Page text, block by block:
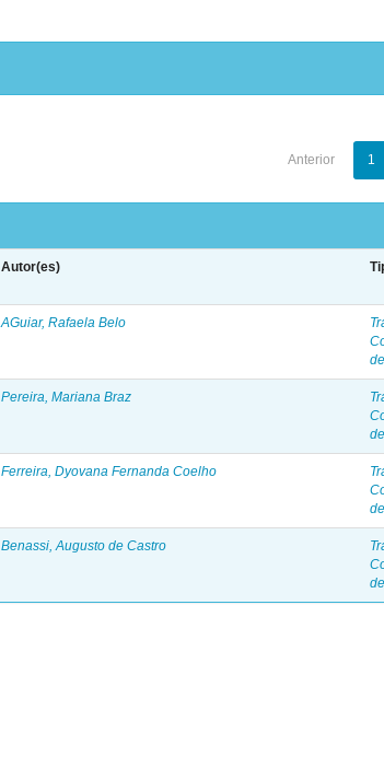
Anterior 1
Autor(es)
AGuiar, Rafaela Belo
Pereira, Mariana Braz
Ferreira, Dyovana Fernanda Coelho
Benassi, Augusto de Castro